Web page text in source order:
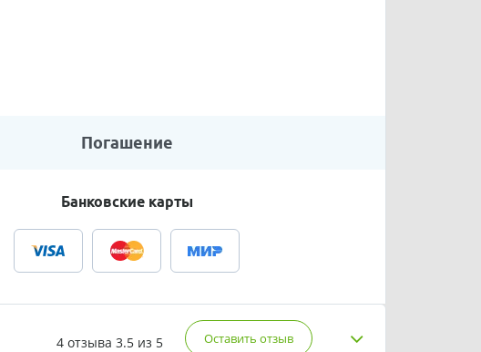
Погашение
Банковские карты
4 отзыва 3.5 из 5 Оставить отзыв